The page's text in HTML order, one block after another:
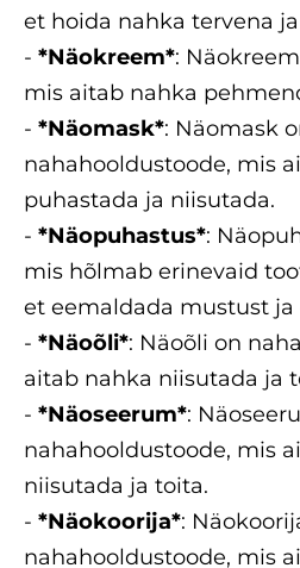
et hoida nahka tervena
- *Näokreem*:
mis aitab nahka
- *Näomask*: Näomask
nahahooldustoode, mis
puhastada ja niisutada.
- *Näopuhastus*:
mis hõlmab erinevaid
et eemaldada mustust ja
- *Näoõli*: Näoõli on
aitab nahka niisutada ja
- *Näoseerum*:
nahahooldustoode, mis
niisutada ja toita.
- *Näokoorija*:
nahahooldustoode, mis